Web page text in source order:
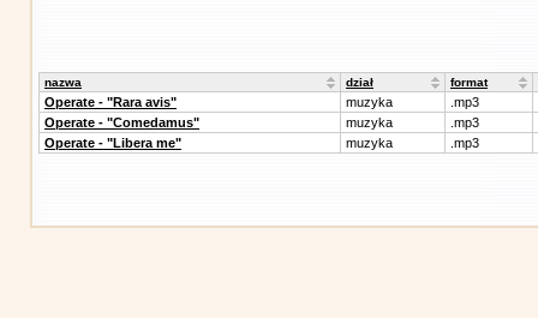
nazwa dział format
Operate - "Rara avis" muzyka
.mp3
Operate - "Comedamus"
muzyka
.mp3
Operate - "Libera me"
muzyka .mp3